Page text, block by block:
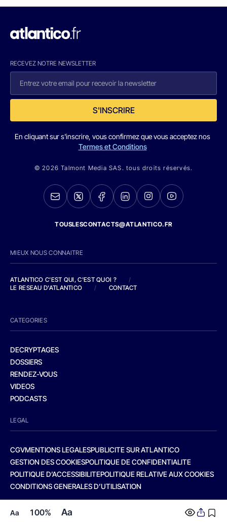
Aa 100% Aa
RECEVEZ NOTRE NEWSLETTER
S'INSCRIRE
En cliquant sur s'inscrire, vous confirmez que vous acceptez nos
Termes et Conditions
© 2026 Talmont Media SAS. tous droits réservés.
TOUSLESCONTACTS@ATLANTICO.FR
MIEUX NOUS CONNAITRE
ATLANTICO C'EST QUI, C'EST QUOI ?
/
LE RESEAU D'ATLANTICO
/ CONTACT
CATEGORIES
DECRYPTAGES
DOSSIERS
RENDEZ-VOUS
VIDEOS
PODCASTS
LEGAL
CGVMENTIONS LEGALESPUBLICITE SUR ATLANTICO
GESTION DES COOKIESPOLITIQUE DE CONFIDENTIALITE
POLITIQUE D’ACCESSIBILITEPOLITIQUE RELATIVE AUX COOKIES
CONDITIONS GENERALES D’UTILISATION